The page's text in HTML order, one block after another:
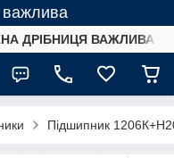
важлива
ДРІБНИЦЯ ВАЖЛИВА /
Підшипник